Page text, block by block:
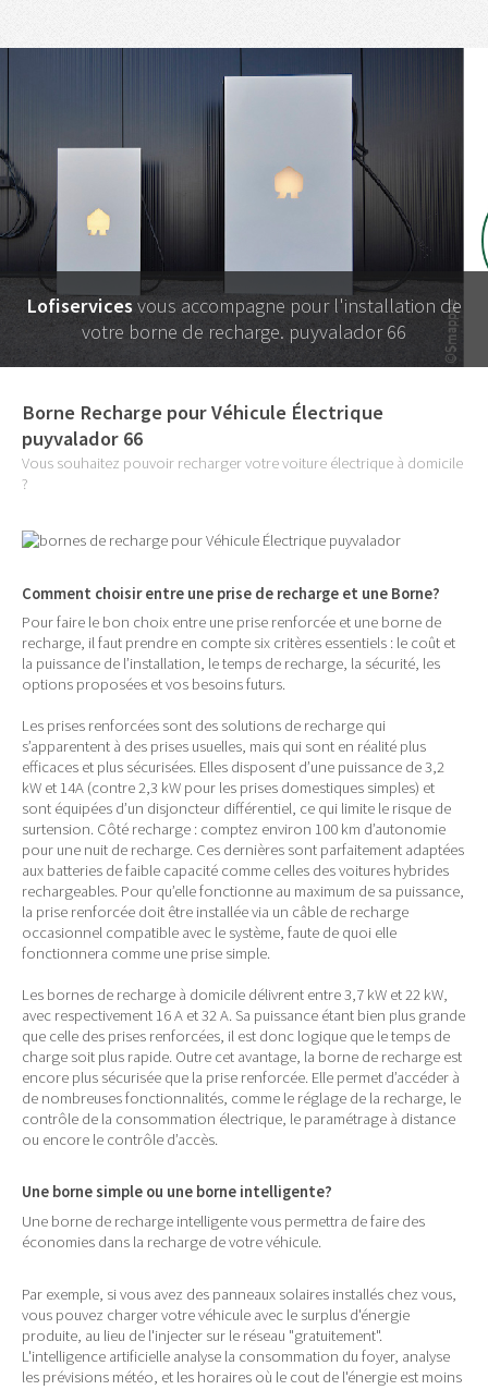
Lofiservicesvous accompagne pour l'installation de
votre borne de recharge. puyvalador 66
Borne Recharge pour Véhicule Électrique
puyvalador 66
Vous souhaitez pouvoir recharger votre voiture électrique à domicile
?
Comment choisir entre une prise de recharge et une Borne?
Pour faire le bon choix entre une prise renforcée et une borne de
recharge, il faut prendre en compte six critères essentiels : le coût et
la puissance de l’installation, le temps de recharge, la sécurité, les
options proposées et vos besoins futurs.
Les prises renforcées sont des solutions de recharge qui
s’apparentent à des prises usuelles, mais qui sont en réalité plus
efficaces et plus sécurisées. Elles disposent d’une puissance de 3,2
kW et 14A (contre 2,3 kW pour les prises domestiques simples) et
sont équipées d’un disjoncteur différentiel, ce qui limite le risque de
surtension. Côté recharge : comptez environ 100 km d’autonomie
pour une nuit de recharge. Ces dernières sont parfaitement adaptées
aux batteries de faible capacité comme celles des voitures hybrides
rechargeables. Pour qu’elle fonctionne au maximum de sa puissance,
la prise renforcée doit être installée via un câble de recharge
occasionnel compatible avec le système, faute de quoi elle
fonctionnera comme une prise simple.
Les bornes de recharge à domicile délivrent entre 3,7 kW et 22 kW,
avec respectivement 16 A et 32 A. Sa puissance étant bien plus grande
que celle des prises renforcées, il est donc logique que le temps de
charge soit plus rapide. Outre cet avantage, la borne de recharge est
encore plus sécurisée que la prise renforcée. Elle permet d’accéder à
de nombreuses fonctionnalités, comme le réglage de la recharge, le
contrôle de la consommation électrique, le paramétrage à distance
ou encore le contrôle d’accès.
Une borne simple ou une borne intelligente?
Une borne de recharge intelligente vous permettra de faire des
économies dans la recharge de votre véhicule.
Par exemple, si vous avez des panneaux solaires installés chez vous,
vous pouvez charger votre véhicule avec le surplus d'énergie
produite, au lieu de l'injecter sur le réseau "gratuitement".
L'intelligence artificielle analyse la consommation du foyer, analyse
les prévisions météo, et les horaires où le cout de l'énergie est moins